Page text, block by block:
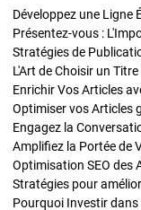
Développez une Ligne
Présentez-vous :
L'Art de Choisir un
Optimiser vos Articles
Engagez la
Amplifiez la Portée de